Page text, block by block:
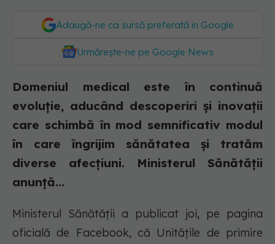
Adaugă-ne ca sursă preferată în Google
Urmărește-ne pe Google News
Domeniul medical este în continuă
evoluție, aducând descoperiri și inovații
care schimbă în mod semnificativ modul
în care îngrijim sănătatea și tratăm
diverse afecțiuni. Ministerul Sănătății
anunță...
Ministerul Sănătății a publicat joi, pe pagina
oficială de Facebook, că Unitățile de primire